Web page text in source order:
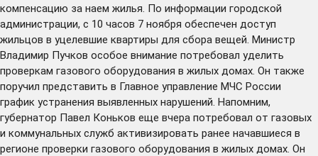
компенсацию за наем жилья. По информации городской
администрации, с 10 часов 7 ноября обеспечен доступ
жильцов в уцелевшие квартиры для сбора вещей. Министр
Владимир Пучков особое внимание потребовал уделить
проверкам газового оборудования в жилых домах. Он также
поручил представить в Главное управление МЧС России
график устранения выявленных нарушений. Напомним,
губернатор Павел Коньков еще вчера потребовал от газовых
и коммунальных служб активизировать ранее начавшиеся в
регионе проверки газового оборудования в жилых домах. Он